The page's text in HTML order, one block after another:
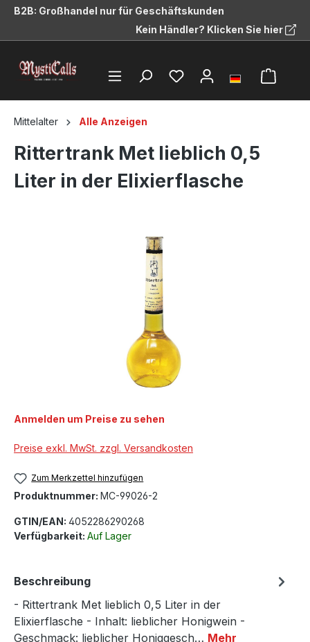
springen
B2B: Großhandel nur für Geschäftskunden
Kein Händler? Klicken Sie hier
Mittelalter Alle Anzeigen
Rittertrank Met lieblich 0,5
Liter in der Elixierflasche
Anmelden um Preise zu sehen
Preise exkl. MwSt. zzgl. Versandkosten
Zum Merkzettel hinzufügen
Produktnummer: MC-99026-2
GTIN/EAN: 4052286290268
Verfügbarkeit: Auf Lager
Beschreibung
- Rittertrank Met lieblich 0,5 Liter in der
Elixierflasche - Inhalt: lieblicher Honigwein -
Geschmack: lieblicher Honiggesch… Mehr